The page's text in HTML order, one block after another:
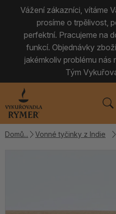
Vážení zákazníci, vítáme
prosíme o trpělivost,
perfektní. Pracujeme na
funkcí. Objednávky
jakémkoliv problému
Tým
Domů Vonné tyčinky z Indie